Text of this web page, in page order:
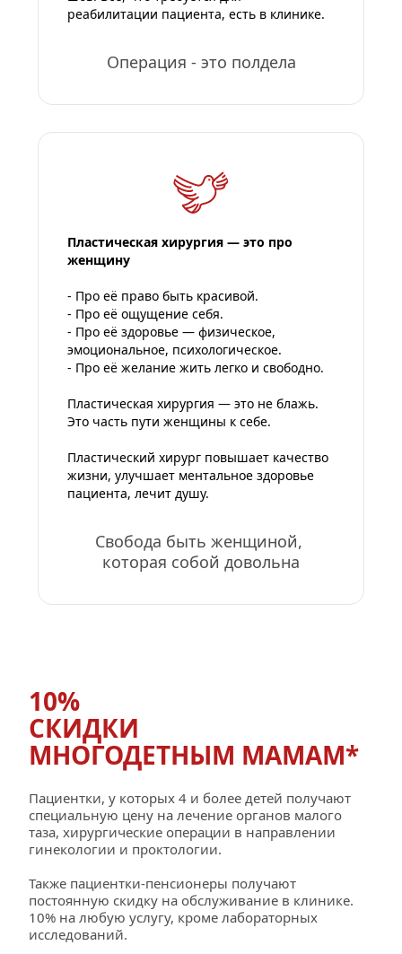
реабилитации пациента, есть в клинике.
Операция - это полдела
Пластическая хирургия — это про
женщину
- Про её право быть красивой.
- Про её ощущение себя.
- Про её здоровье — физическое,
эмоциональное, психологическое.
- Про её желание жить легко и свободно.
Пластическая хирургия — это не блажь.
Это часть пути женщины к себе.
Пластический хирург повышает качество
жизни, улучшает ментальное здоровье
пациента, лечит душу.
Свобода быть женщиной,
которая собой довольна
10%
СКИДКИ
МНОГОДЕТНЫМ МАМАМ*
Пациентки, у которых 4 и более детей получают
специальную цену на лечение органов малого
таза, хирургические операции в направлении
гинекологии и проктологии.
Также пациентки-пенсионеры получают
постоянную скидку на обслуживание в клинике.
10% на любую услугу, кроме лабораторных
исследований.